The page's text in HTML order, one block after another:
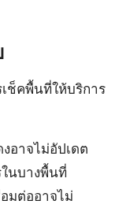
ช็คพื้นที่ให้บริการ
อาจไม่อัปเดต
นบางพื้นที่
มต่ออาจไม่